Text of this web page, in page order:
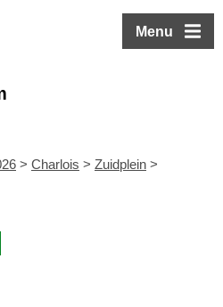
Menu
> Charlois > Zuidplein >